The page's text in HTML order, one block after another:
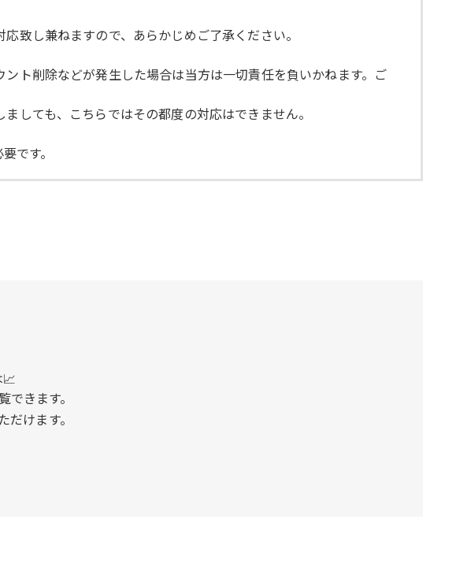
致し兼ねますので、あらかじめご了承ください。
ト削除などが発生した場合は当方は一切責任を負いかねます。ご
しても、こちらではその都度の対応はできません。
です。
できます。
けます。